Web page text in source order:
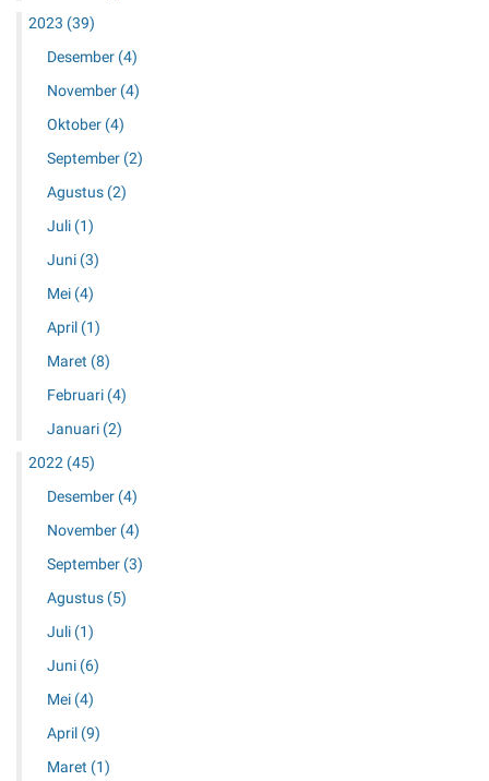
2023 (39)
Desember (4)
November (4)
Oktober (4)
September (2)
Agustus (2)
Juli (1)
Juni (3)
Mei (4)
April (1)
Maret (8)
Februari (4)
Januari (2)
2022 (45)
Desember (4)
November (4)
September (3)
Agustus (5)
Juli (1)
Juni (6)
Mei (4)
April (9)
Maret (1)